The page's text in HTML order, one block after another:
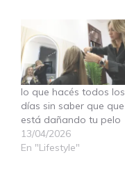
lo que hacés todos los
días sin saber que que
está dañando tu pelo
13/04/2026
En "Lifestyle"